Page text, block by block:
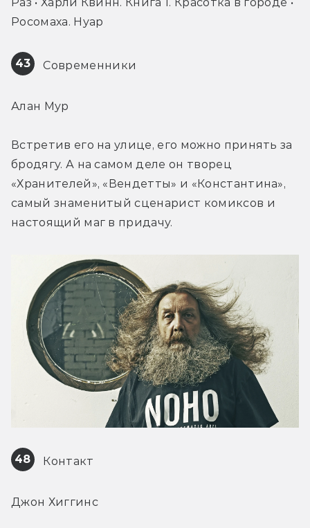
Росомаха. Нуар
43 Современники
Алан Мур
Встретив его на улице, его можно принять за
бродягу. А на самом деле он творец
«Хранителей», «Вендетты» и «Константина»,
самый знаменитый сценарист комиксов и
настоящий маг в придачу.
48 Контакт
Джон Хиггинс